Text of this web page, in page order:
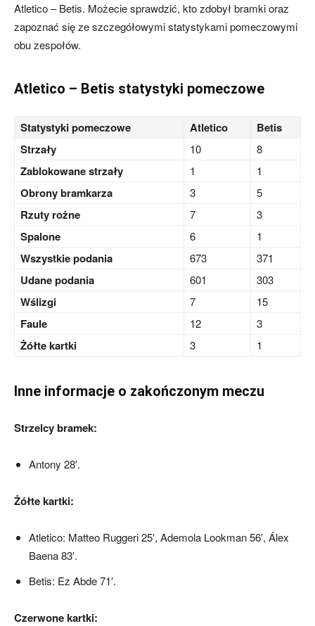
Atletico – Betis. Możecie sprawdzić, kto zdobył bramki oraz
zapoznać się ze szczegółowymi statystykami pomeczowymi
obu zespołów.
Atletico – Betis statystyki pomeczowe
Statystyki pomeczowe Atletico
Betis
Strzały
10 8
Zablokowane strzały 1 1
Obrony bramkarza 3 5
Rzuty rożne 7 3
Spalone 6 1
Wszystkie podania 673 371
Udane podania 601 303
Wślizgi 7 15
Faule 12 3
Żółte kartki 3 1
Inne informacje o zakończonym meczu
Strzelcy bramek:
Antony 28′.
Żółte kartki:
Atletico: Matteo Ruggeri 25′, Ademola Lookman 56′, Álex
Baena 83′.
Betis: Ez Abde 71′.
Czerwone kartki: